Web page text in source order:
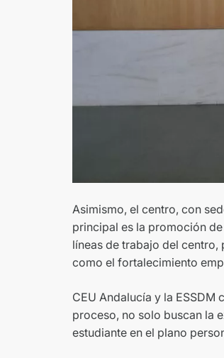
Asimismo, el centro, con
principal es la promoción
líneas de trabajo del centro,
como el fortalecimiento
CEU Andalucía y la
proceso, no solo buscan la
estudiante en el plano